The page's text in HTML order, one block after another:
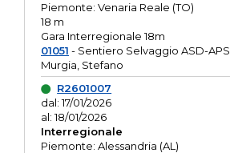
Piemonte: Venaria Reale (TO)
18 m
Gara Interregionale 18m
01051 - Sentiero Selvaggio ASD-APS
Murgia, Stefano
R2601007
dal: 17/01/2026
al: 18/01/2026
Interregionale
Piemonte: Alessandria (AL)